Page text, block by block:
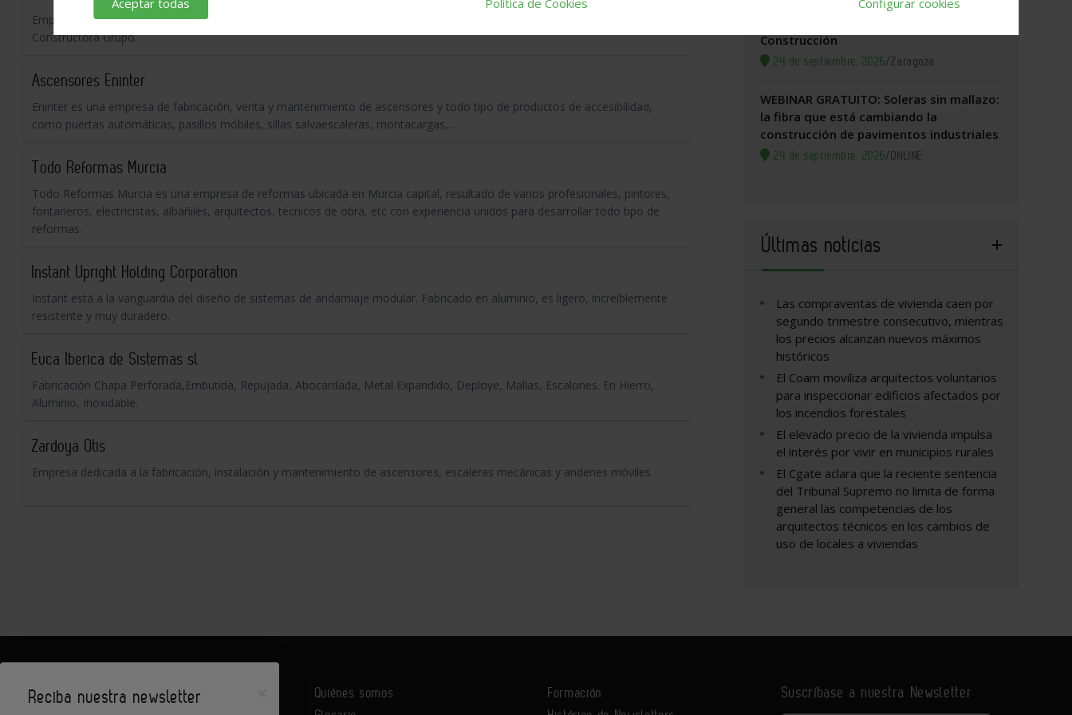
Empresa especializada en reformas integrales en Madrid y Segovia principalmente. Una de las líneas de negocio de Sadinoa
Constructora Grupo.
Ascensores Eninter
Eninter es una empresa de fabricación, venta y mantenimiento de ascensores y todo tipo de productos de accesibilidad,
como puertas automáticas, pasillos móbiles, sillas salvaescaleras, montacargas, ...
Todo Reformas Murcia
Todo Reformas Murcia es una empresa de reformas ubicada en Murcia capital, resultado de varios profesionales, pintores,
fontaneros, electricistas, albañiles, arquitectos, técnicos de obra, etc con experiencia unidos para desarrollar todo tipo de
reformas.
Instant Upright Holding Corporation
Instant está a la vanguardia del diseño de sistemas de andamiaje modular. Fabricado en aluminio, es ligero, increíblemente
resistente y muy duradero.
Euca Iberica de Sistemas sl
Fabricación Chapa Perforada,Embutida, Repujada, Abocardada, Metal Expandido, Deploye, Mallas, Escalones. En Hierro,
Aluminio, Inoxidable.
Zardoya Otis
Empresa dedicada a la fabricación, instalación y mantenimiento de ascensores, escaleras mecánicas y andenes móviles
Construcción
24 de septiembre, 2026/Zaragoza
WEBINAR GRATUITO: Soleras sin mallazo:
la fibra que está cambiando la
construcción de pavimentos industriales
24 de septiembre, 2026/ONLINE
Últimas noticias
Las compraventas de vivienda caen por
segundo trimestre consecutivo, mientras
los precios alcanzan nuevos máximos
históricos
El Coam moviliza arquitectos voluntarios
para inspeccionar edificios afectados por
los incendios forestales
El elevado precio de la vivienda impulsa
el interés por vivir en municipios rurales
El Cgate aclara que la reciente sentencia
del Tribunal Supremo no limita de forma
general las competencias de los
arquitectos técnicos en los cambios de
uso de locales a viviendas
Quiénes somos
Formación
Suscríbase a nuestra Newsletter
Reciba nuestra newsletter